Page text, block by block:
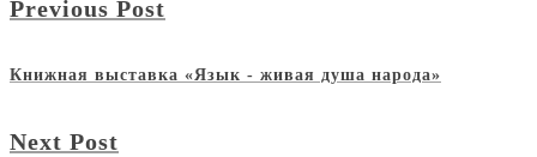
Previous Post
Книжная выставка «Язык - живая душа народа»
Next Post